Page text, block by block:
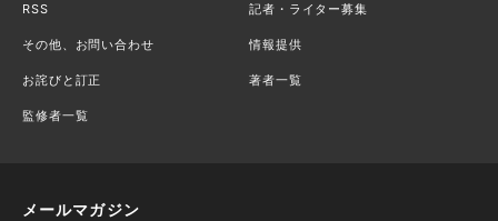
RSS 記者・ライター募集
その他、お問い合わせ 情報提供
お詫びと訂正 著者一覧
監修者一覧
メールマガジン